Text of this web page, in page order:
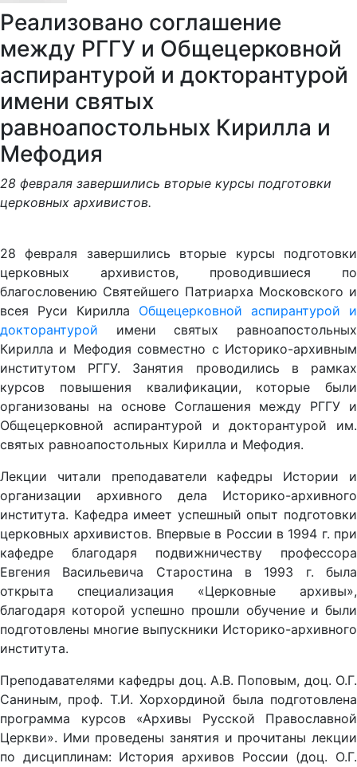
Реализовано соглашение
между РГГУ и Общецерковной
аспирантурой и докторантурой
имени святых
равноапостольных Кирилла и
Мефодия
28 февраля завершились вторые курсы подготовки
церковных архивистов.
28 февраля завершились вторые курсы подготовки
церковных архивистов, проводившиеся по
благословению Святейшего Патриарха Московского и
всея Руси Кирилла Общецерковной аспирантурой и
докторантурой имени святых равноапостольных
Кирилла и Мефодия совместно с Историко-архивным
институтом РГГУ. Занятия проводились в рамках
курсов повышения квалификации, которые были
организованы на основе Соглашения между РГГУ и
Общецерковной аспирантурой и докторантурой им.
святых равноапостольных Кирилла и Мефодия.
Лекции читали преподаватели кафедры Истории и
организации архивного дела Историко-архивного
института. Кафедра имеет успешный опыт подготовки
церковных архивистов. Впервые в России в 1994 г. при
кафедре благодаря подвижничеству профессора
Евгения Васильевича Старостина в 1993 г. была
открыта специализация «Церковные архивы»,
благодаря которой успешно прошли обучение и были
подготовлены многие выпускники Историко-архивного
института.
Преподавателями кафедры доц. А.В. Поповым, доц. О.Г.
Саниным, проф. Т.И. Хорхординой была подготовлена
программа курсов «Архивы Русской Православной
Церкви». Ими проведены занятия и прочитаны лекции
по дисциплинам: История архивов России (доц. О.Г.